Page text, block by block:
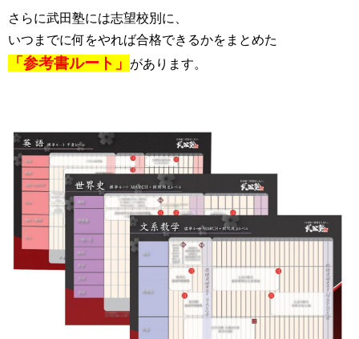
さらに武田塾には志望校別に、
いつまでに何をやれば合格できるかをまとめた
「参考書ルート」 があります。